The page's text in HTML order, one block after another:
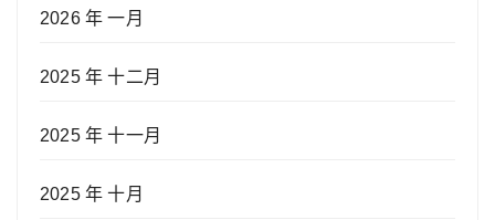
2026 年 一月
2025 年 十二月
2025 年 十一月
2025 年 十月